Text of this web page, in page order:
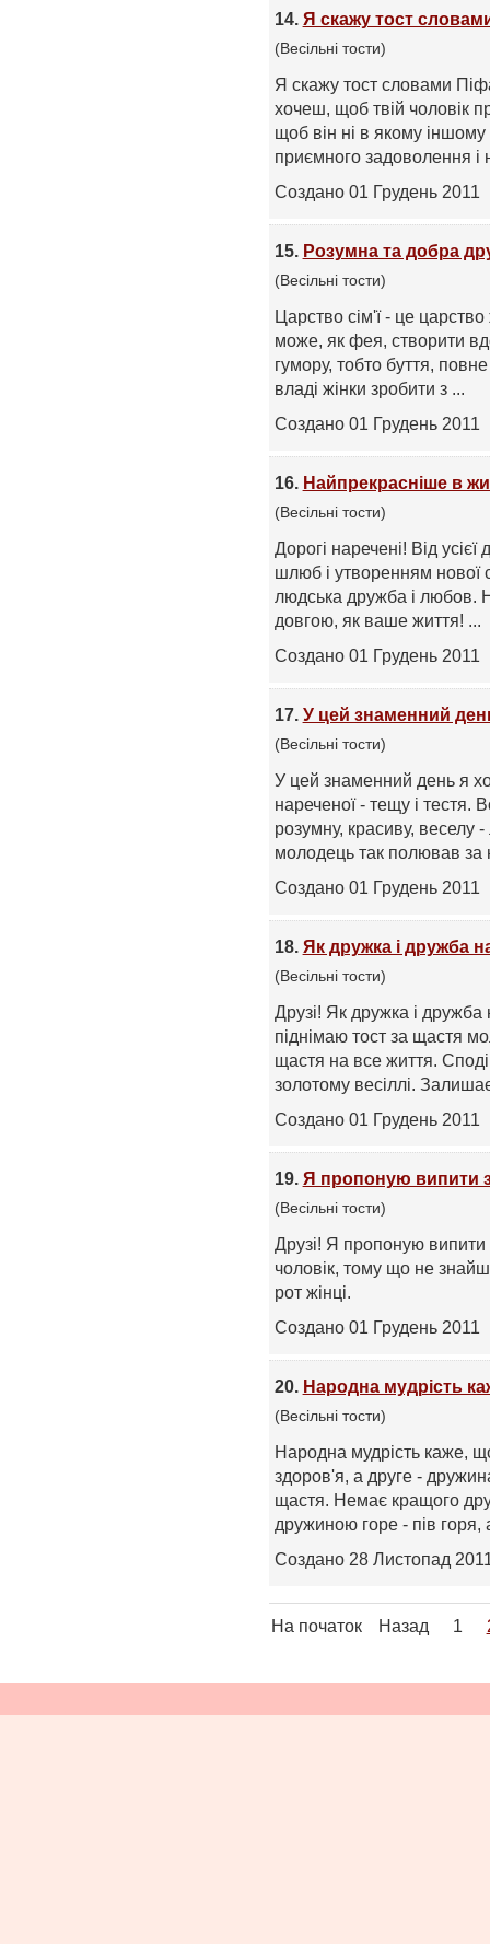
14. Я скажу тост
(Весільні тости)
Я скажу тост словами
хочеш, щоб твій чоловік
щоб він ні в якому іншому
приємного задоволення і
Создано 01 Грудень 2011
15. Розумна та добра
(Весільні тости)
Царство сім'ї - це
може, як фея, створити
гумору, тобто буття,
владі жінки зробити з ...
Создано 01 Грудень 2011
16. Найпрекрасніше в
(Весільні тости)
Дорогі наречені! Від
шлюб і утворенням нової
людська дружба і любов.
довгою, як ваше життя! ...
Создано 01 Грудень 2011
17. У цей знаменний
(Весільні тости)
У цей знаменний день я
нареченої - тещу і тестя.
розумну, красиву,
молодець так полював за
Создано 01 Грудень 2011
18. Як дружка і дружба
(Весільні тости)
Друзі! Як дружка і
піднімаю тост за щастя
щастя на все життя.
золотому весіллі.
Создано 01 Грудень 2011
19. Я пропоную випити
(Весільні тости)
Друзі! Я пропоную
чоловік, тому що не
рот жінці.
Создано 01 Грудень 2011
20. Народна мудрість
(Весільні тости)
Народна мудрість каже,
здоров'я, а друге -
щастя. Немає кращого
дружиною горе - пів горя,
Создано 28 Листопад
На початок Назад 1